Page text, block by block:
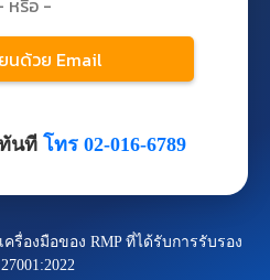
นที โทร 02-016-6789
ครื่องมือของ RMP ที่ได้รับการรับรอง